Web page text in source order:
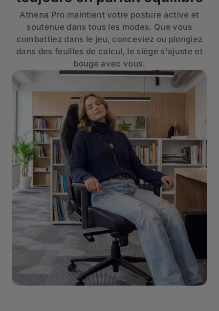
Athena Pro maintient votre posture active et
soutenue dans tous les modes. Que vous
combattiez dans le jeu, conceviez ou plongiez
dans des feuilles de calcul, le siège s'ajuste et
bouge avec vous.